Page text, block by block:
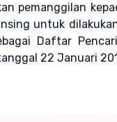
pemanggilan
untuk
Daftar
22 Januari